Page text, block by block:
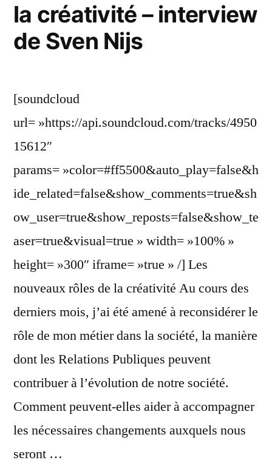
la créativité – interview
de Sven Nijs
[soundcloud
url= »https://api.soundcloud.com/tracks/4950
15612″
params= »color=#ff5500&auto_play=false&h
ide_related=false&show_comments=true&sh
ow_user=true&show_reposts=false&show_te
aser=true&visual=true » width= »100% »
height= »300″ iframe= »true » /] Les
nouveaux rôles de la créativité Au cours des
derniers mois, j’ai été amené à reconsidérer le
rôle de mon métier dans la société, la manière
dont les Relations Publiques peuvent
contribuer à l’évolution de notre société.
Comment peuvent-elles aider à accompagner
les nécessaires changements auxquels nous
seront …